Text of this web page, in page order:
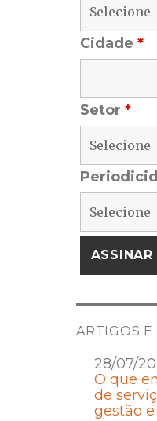
Cidade *
Setor *
ARTIGOS E
28/07/
O que
de
gestão